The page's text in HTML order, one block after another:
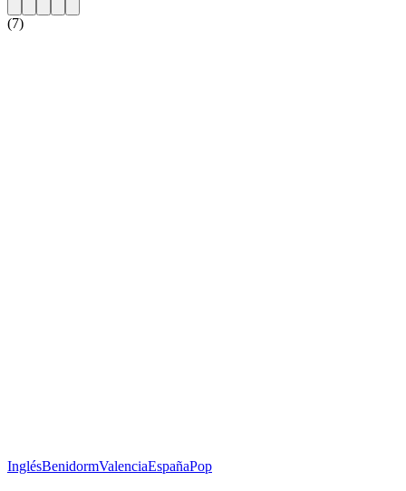
(7)
InglésBenidormValenciaEspañaPop